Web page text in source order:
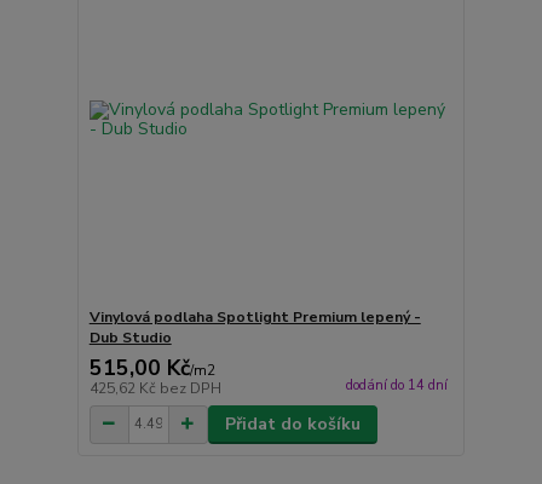
Vinylová podlaha Spotlight Premium lepený -
Dub Studio
515,00 Kč/m2
425,62 Kč bez DPH dodání do 14 dní
Přidat do košíku